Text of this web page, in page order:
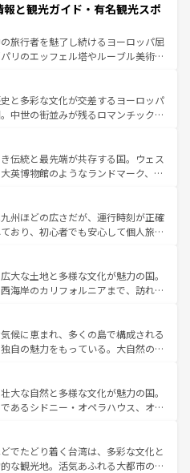
で、忘れられない旅をしてみよう！
情報は
は、情熱的なフラメンコ、熱気あふ
しいタパスが生活の一部となってい
洗練された雰囲気や、バルセロナの
ら、地方では古代ローマ遺跡や中世
土や気候が異なるスペインはその個
性で訪れる人を魅了する。 なお、新着のスペイン情報は コ
てほしい。
と観光ガイド・有名観光スポ
旅行者を魅了し続けるヨーロッパ屈
リのエッフェル塔やルーブル美術館
っている。華麗な宮殿、歴史的な大
そして豊かな自然が、訪れる者を心
フランスは美食の国としても知ら
祥地であるランス、プロヴァンスの
など、多彩な楽しみ方が可能だ。さ
にも魅力が溢れており、どの街角に
それぞれで全く異なる文化を体験で
。 なお、新着のフランス情報はコンテンツ一覧
と多彩な文化が交差するヨーロッパ
中世の街並みが残るロマンチック街
こを歩いても飽きることがない。ベ
バイエルン州のアルプスの絶景、そ
イン畑といった風景は必見。ビール
験してほしい。 なお、新着の
ツ一覧を参照してほしい。
伝統と最先端が共存する国。ウェス
英博物館のようなランドマーク、歴
がある。また、優雅なアフタヌーン
はたまらない英国パブ、サッカー観
そできる体験も豊富。イギリスを旅
しい。
州ほどの広さだが、運行時刻が正確
おり、初心者でも安心して個人旅行
町や、スイスならではのユニークな
ス観光だけでなく町歩きも満喫する
所得が高いため物価も高いが、旅行
楽しむこともできる。 なお、新
テンツ一覧 を参照してほしい。
大な土地と多様な文化が魅力の国。
海岸のカリフォルニアまで、訪れる
観光、ショッピング、エンターテイ
激的なスポットだ。一方、アメリカ
り、グランドキャニオンやイエロー
では、音楽と美食が融合した独特の
アメリカの各地域で異なる魅力を楽
性と豊かな歴史を感じることができ
なお、新着のアメリカ
を参照してほしい。
候に恵まれ、多くの島で構成される
自の魅力をもっている。大自然の神
また、定番の観光地といえばオアフ
求めるならマウイ島やカウアイ島が
グリーンに輝く海をはじめ、豊かな
訪れる人々を迎えてくれるハワイの
ルフードやハワイアンミュージッ
スなど、すべてがハワイの魅力を彩
大な自然と多様な文化が魅力の国。
あるシドニー・オペラハウス、オー
部にそびえるウルル（エアーズロッ
しい原生林やケアンズの熱帯雨林な
ん。また、カフェやワイン、オージ
でたどり着く台湾は、多彩な文化と
な観光地。活気あふれる大都市の台